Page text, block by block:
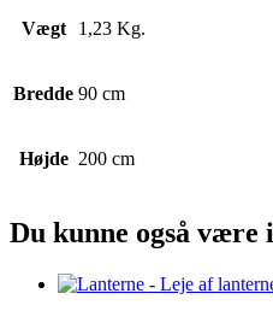
Vægt 1,23 Kg.
Bredde 90 cm
Højde 200 cm
Du kunne også